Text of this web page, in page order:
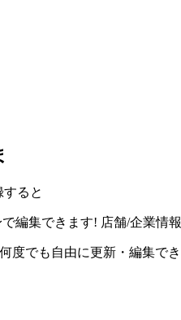
ると
編集できます! 店舗/企業情
度でも自由に更新・編集で